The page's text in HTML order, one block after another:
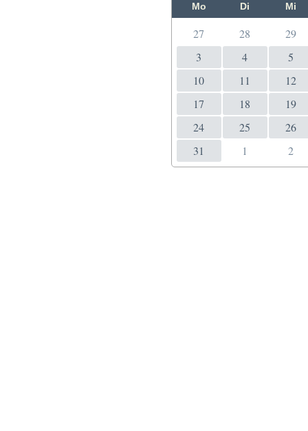
Mo Di Mi
27 28
29
3
4
5
10
11
12
17
18
19
24
25
26
31
1 2